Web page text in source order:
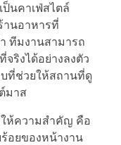
ป็นคาเฟ่สไตล์
านอาหารที่
ทีมงานสามารถ
ริงได้อย่างลงตัว
ที่ช่วยให้สถานที่ดู
มาส
ห้ความสำคัญ คือ
ร้อยของหน้างาน